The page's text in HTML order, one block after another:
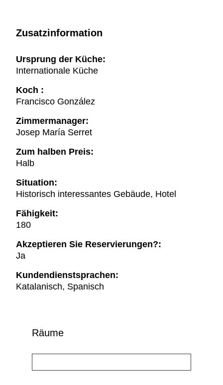
Zusatzinformation
Ursprung der Küche:
Internationale Küche
Koch :
Francisco González
Zimmermanager:
Josep María Serret
Zum halben Preis:
Halb
Situation:
Historisch interessantes Gebäude, Hotel
Fähigkeit:
180
Akzeptieren Sie Reservierungen?:
Ja
Kundendienstsprachen:
Katalanisch, Spanisch
Räume